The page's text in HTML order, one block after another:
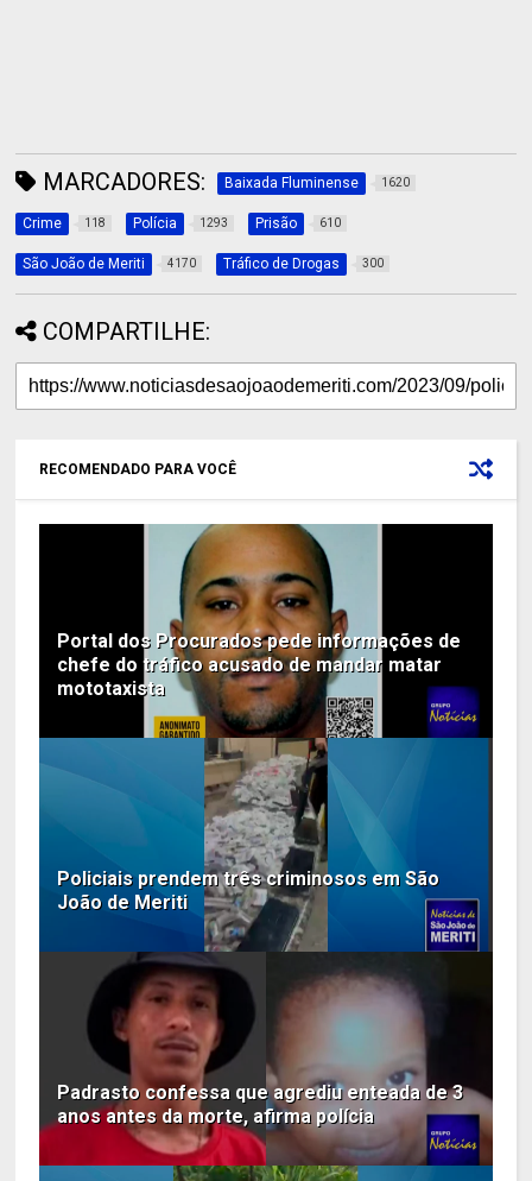
MARCADORES: Baixada Fluminense 1620
Crime 118 Polícia 1293 Prisão 610
São João de Meriti 4170 Tráfico de Drogas 300
COMPARTILHE:
RECOMENDADO PARA VOCÊ
Portal dos Procurados pede informações de
chefe do tráfico acusado de mandar matar
mototaxista
Policiais prendem três criminosos em São
João de Meriti
Padrasto confessa que agrediu enteada de 3
anos antes da morte, afirma polícia